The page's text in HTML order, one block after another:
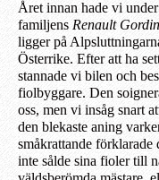
Året innan hade vi
familjens Renault
ligger på
Österrike. Efter att ha
stannade vi bilen och
fiolbyggare. Den
oss, men vi insåg snart
den blekaste aning
småkrattande förklarade
inte sålde sina fioler till